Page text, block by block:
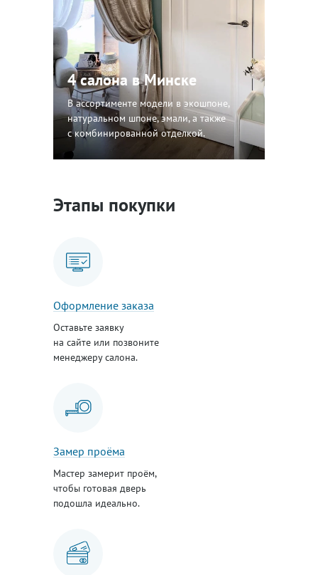
4 салона в Минске
В ассортименте модели в экошпоне,
натуральном шпоне, эмали, а также
с комбинированной отделкой.
Этапы покупки
Оформление заказа
Оставьте заявку
на сайте или позвоните
менеджеру салона.
Замер проёма
Мастер замерит проём,
чтобы готовая дверь
подошла идеально.